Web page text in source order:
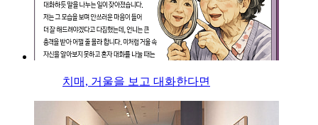
치매, 거울을 보고 대화한다면